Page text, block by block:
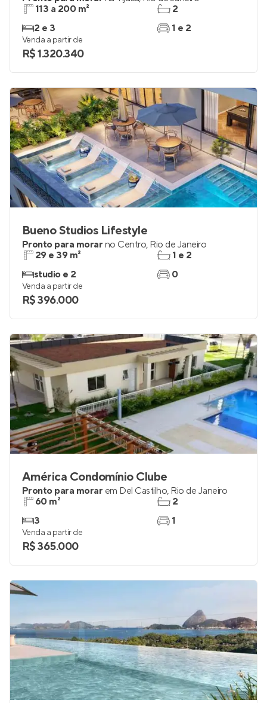
113 a 200 m²
2 e 3
2
1 e 2
Venda a partir de
R$ 1.320.340
Bueno Studios Lifestyle
Pronto para morar no Centro, Rio de Janeiro
29 e 39 m²
studio e 2
1 e 2
0
Venda a partir de
R$ 396.000
América Condomínio Clube
Pronto para morar em Del Castilho, Rio de Janeiro
60 m²
3
2
1
Venda a partir de
R$ 365.000